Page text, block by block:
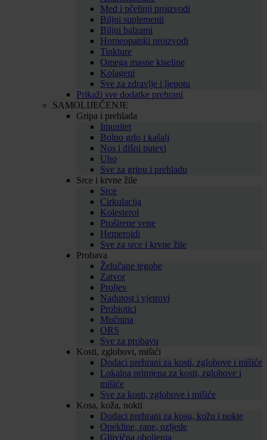
Med i pčelinji proizvodi
Biljni suplementi
Biljni balzami
Homeopatski proizvodi
Tinkture
Omega masne kiseline
Kolageni
Sve za zdravlje i ljepotu
Prikaži sve dodatke prehrani
SAMOLIJEČENJE
Gripa i prehlada
Imunitet
Bolno grlo i kašalj
Nos i dišni putevi
Uho
Sve za gripu i prehladu
Srce i krvne žile
Srce
Cirkulacija
Kolesterol
Proširene vene
Hemeroidi
Sve za srce i krvne žile
Probava
Želučane tegobe
Zatvor
Proljev
Nadutost i vjetrovi
Probiotici
Mučnina
ORS
Sve za probavu
Kosti, zglobovi, mišići
Dodaci prehrani za kosti, zglobove i mišiće
Lokalna primjena za kosti, zglobove i
mišiće
Sve za kosti, zglobove i mišiće
Kosa, koža, nokti
Dodaci prehrani za kosu, kožu i nokte
Opekline, rane, ozljede
Gljivična oboljenja